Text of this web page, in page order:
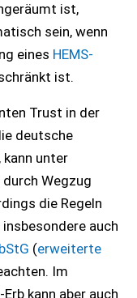
ist,
sein, wenn
eines HEMS-
ist.
Trust in der
deutsche
unter
Wegzug
die Regeln
auch
(erweiterte
Im
kann aber auch